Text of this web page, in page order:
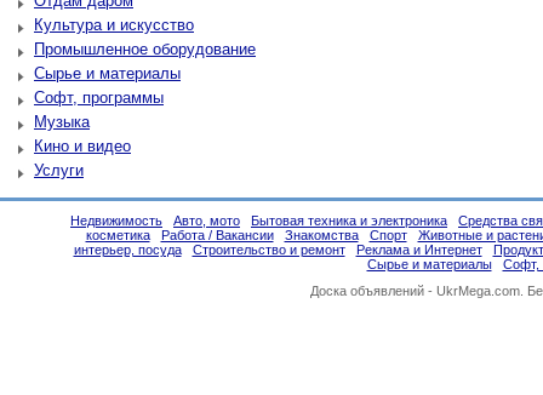
Культура и искусство
Промышленное оборудование
Сырье и материалы
Софт, программы
Музыка
Кино и видео
Услуги
Недвижимость Авто, мото Бытовая техника и электроника
Средства
косметика
Работа / Вакансии Знакомства Спорт
Животные и
интерьер, посуда
Строительство и ремонт Реклама и Интернет
Сырье и материалы
Софт,
Доска объявлений - UkrMega.com.